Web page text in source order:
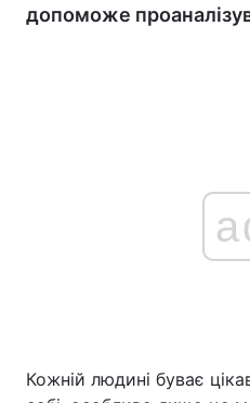
допоможе
Кожній людині буває